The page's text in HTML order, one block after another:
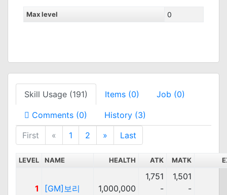
Max level 0
Skill Usage (191) Items (0) Job (0)
Comments (0)
History (3)
First
« 1 2 » Last
LEVEL NAME HEALTH ATK MATK
1 [GM]보리 1,000,000
1,751
-
1,501
-